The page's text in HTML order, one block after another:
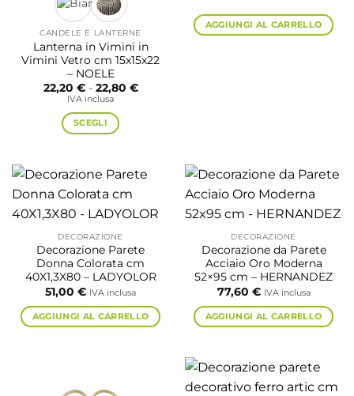
CANDELE E LANTERNE
Lanterna in Vimini in
Vimini Vetro cm 15x15x22
– NOELE
22,20 € - 22,80 €Fascia
IVA inclusa
SCEGLI
ha
più
varianti.
opzioni
possono
essere
scelte
nella
pagina
AGGIUNGI AL CARRELLO
DECORAZIONE
Decorazione Parete
Donna Colorata cm
40X1,3X80 – LADYOLOR
51,00 € IVA inclusa
AGGIUNGI AL CARRELLO
DECORAZIONE
Decorazione da Parete
Acciaio Oro Moderna
52×95 cm – HERNANDEZ
77,60 € IVA inclusa
AGGIUNGI AL CARRELLO